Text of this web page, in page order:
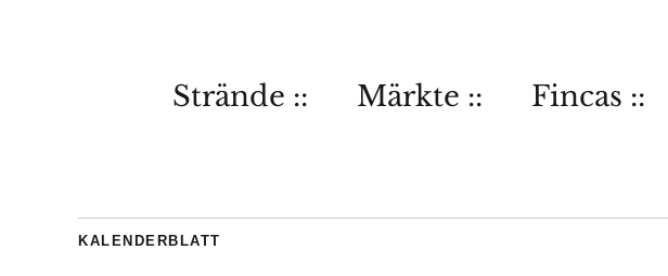
Strände :: Märkte :: Fincas ::
KALENDERBLATT